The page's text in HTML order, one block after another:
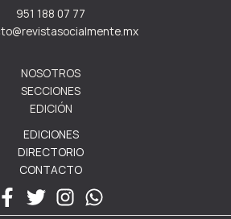
951 188 07 77
NOSOTROS
SECCIONES
EDICIÓN
EDICIONES
DIRECTORIO
CONTACTO